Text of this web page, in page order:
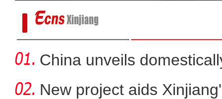
China unveils
f
New project aids